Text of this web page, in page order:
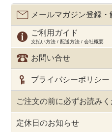
メールマガジン登録・
ご利用ガイド
支払い方法 / 配送方法 / 会社概要
お問い合せ
プライバシーポリシー
ご注文の前に必ずお読み
定休日のお知らせ